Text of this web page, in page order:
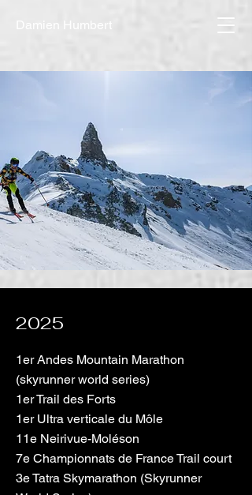
Damien Humbert
2025
1er Andes Mountain Marathon
(skyrunner world series)
1er Trail des Forts
1er Ultra verticale du Môle
11e Neirivue-Moléson
7e Championnats de France Trail court
3e Tatra Skymarathon (Skyrunner